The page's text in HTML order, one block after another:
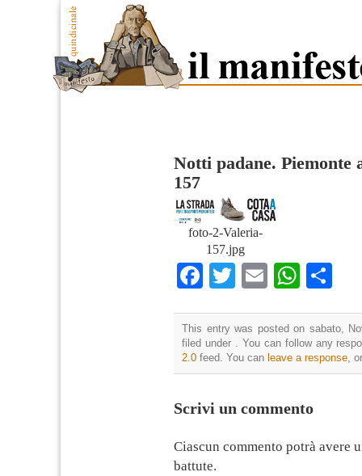
Notti padane. Piemonte
157
foto-2-Valeria-
157.jpg
Facebook
TwitterEmail
This entry was posted on sabato,
filed under . You can follow any
2.0 feed. You can leave a response ,
Scrivi un commento
Ciascun commento potrà avere
battute.